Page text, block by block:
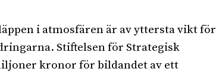
i atmosfären är av yttersta vikt för
Stiftelsen för Strategisk
kronor för bildandet av ett